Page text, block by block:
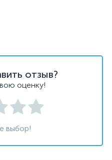
отзыв?
оценку!
выбор!